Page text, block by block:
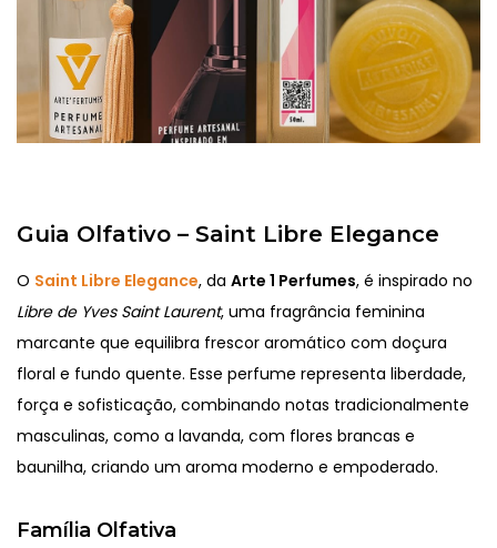
Guia Olfativo – Saint Libre Elegance
O Saint Libre Elegance, da Arte 1 Perfumes, é inspirado no
Libre de Yves Saint Laurent, uma fragrância feminina
marcante que equilibra frescor aromático com doçura
floral e fundo quente. Esse perfume representa liberdade,
força e sofisticação, combinando notas tradicionalmente
masculinas, como a lavanda, com flores brancas e
baunilha, criando um aroma moderno e empoderado.
Família Olfativa